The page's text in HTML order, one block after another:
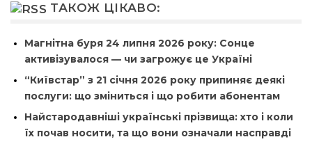
ТАКОЖ ЦІКАВО:
Магнітна буря 24 липня 2026 року: Сонце
активізувалося — чи загрожує це Україні
“Київстар” з 21 січня 2026 року припиняє деякі
послуги: що зміниться і що робити абонентам
Найстародавніші українські прізвища: хто і коли
їх почав носити, та що вони означали насправді